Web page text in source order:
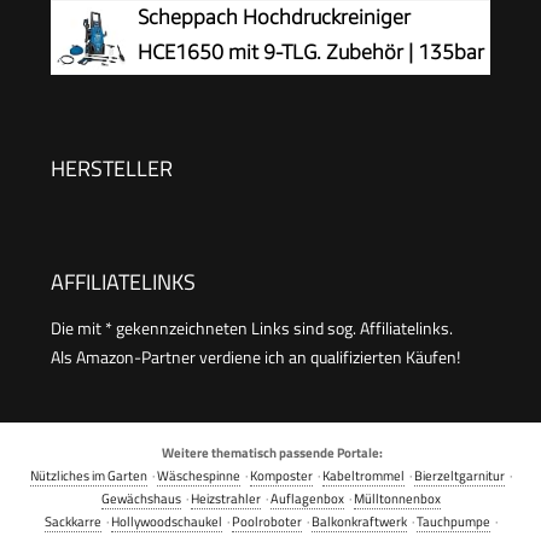
Scheppach Hochdruckreiniger
HCE1650 mit 9-TLG. Zubehör | 135bar
Ansaugfunktion & Reinigungsmitteltank
HERSTELLER
AFFILIATELINKS
Die mit * gekennzeichneten Links sind sog. Affiliatelinks.
Als Amazon-Partner verdiene ich an qualifizierten Käufen!
Weitere thematisch passende Portale:
Nützliches im Garten·Wäschespinne ·Komposter·Kabeltrommel ·Bierzeltgarnitur·
Gewächshaus·Heizstrahler·Auflagenbox·Mülltonnenbox
Sackkarre ·Hollywoodschaukel ·Poolroboter·Balkonkraftwerk·Tauchpumpe ·